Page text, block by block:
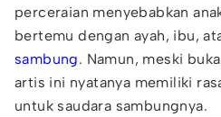
perceraian menyebabkan
bertemu dengan ayah, ibu,
sambung. Namun, meski
artis ini nyatanya memiliki
untuk saudara sambungnya.